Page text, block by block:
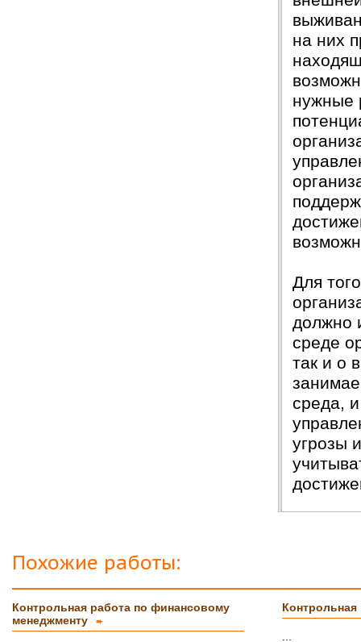
на них
нужные
Для
должно
среде
так и о
среда,
угрозы
Похожие работы:
Контрольная работа по финансовому
менеджменту
➨